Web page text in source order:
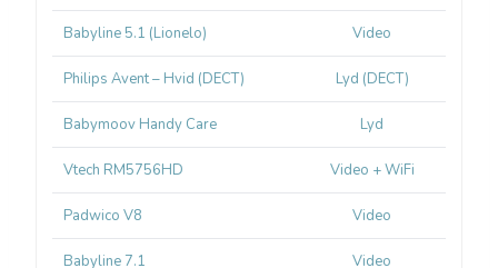
Babyline 5.1 (Lionelo) Video
Philips Avent – Hvid (DECT) Lyd (DECT)
Babymoov Handy Care Lyd
Vtech RM5756HD Video + WiFi
Padwico V8 Video
Babyline 7.1 Video